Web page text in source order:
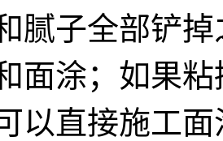
腻子全部铲
面涂；如果
以直接施工